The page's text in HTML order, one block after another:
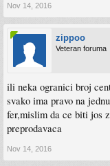
Nov 14, 2016
zippoo
Veteran foruma
ili neka ogranici broj
svako ima pravo na
fer,mislim da ce biti jos
preprodavaca
Nov 14, 2016